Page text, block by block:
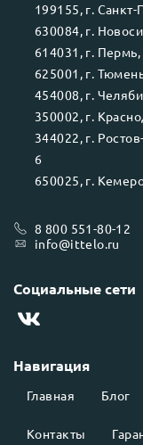
Навигация
Главная Блог
Контакты
199155, г. Санкт-
630084, г.
614031 , г. Пермь
625001 , г.
454008, г.
350002, г.
344022, г.
6
650025, г.
8 800 551-80-12
info@ittelo.ru
Социальные сети